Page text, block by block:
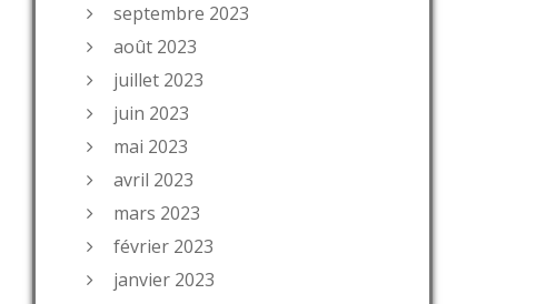
septembre 2023
août 2023
juillet 2023
juin 2023
mai 2023
avril 2023
mars 2023
février 2023
janvier 2023